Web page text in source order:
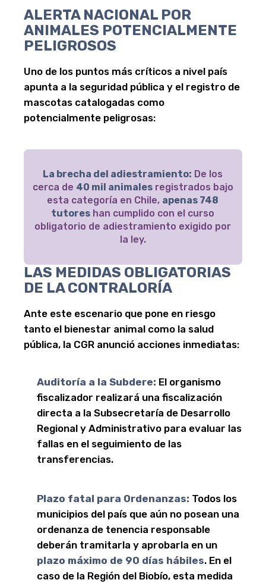
ALERTA NACIONAL POR
ANIMALES POTENCIALMENTE
PELIGROSOS
Uno de los puntos más críticos a nivel país
apunta a la seguridad pública y el registro de
mascotas catalogadas como
potencialmente peligrosas:
La brecha del adiestramiento: De los
cerca de 40 mil animalesregistrados bajo
esta categoría en Chile, apenas 748
tutores han cumplido con el curso
obligatorio de adiestramiento exigido por
la ley.
LAS MEDIDAS OBLIGATORIAS
DE LA CONTRALORÍA
Ante este escenario que pone en riesgo
tanto el bienestar animal como la salud
pública, la CGR anunció acciones inmediatas:
Auditoría a la Subdere: El organismo
fiscalizador realizará una fiscalización
directa a la Subsecretaría de Desarrollo
Regional y Administrativo para evaluar las
fallas en el seguimiento de las
transferencias.
Plazo fatal para Ordenanzas: Todos los
municipios del país que aún no posean una
ordenanza de tenencia responsable
deberán tramitarla y aprobarla en un
plazo máximo de 90 días hábiles. En el
caso de la Región del Biobío, esta medida